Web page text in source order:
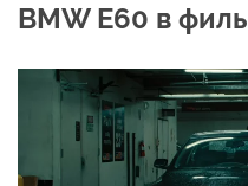
BMW E60 в